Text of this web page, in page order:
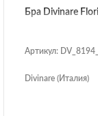
Бра Divinare
Артикул:
Divinare (Италия)